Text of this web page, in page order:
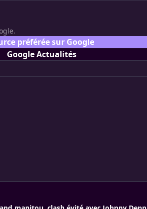
préférée sur Google
Google Actualités